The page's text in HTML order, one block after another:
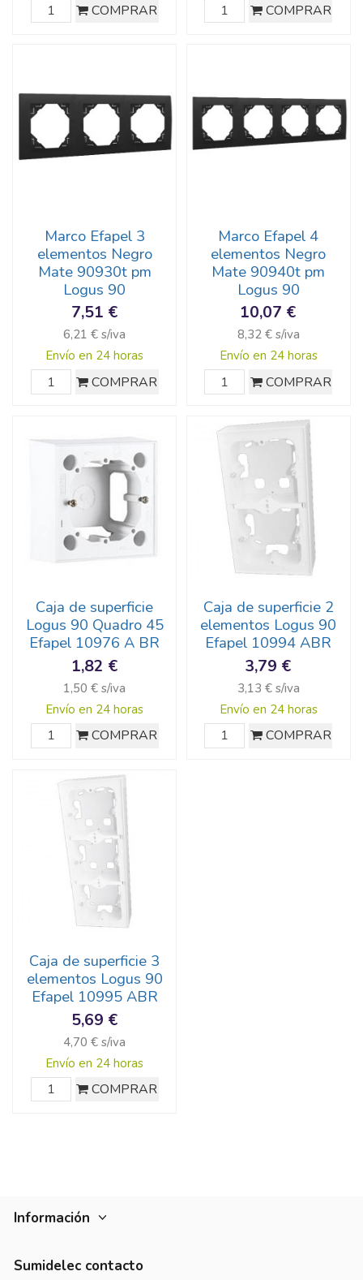
COMPRAR COMPRAR
Marco Efapel 3
elementos Negro
Mate 90930t pm
Logus 90
7,51 €
6,21 € s/iva
Envío en 24 horas
COMPRAR
Marco Efapel 4
elementos Negro
Mate 90940t pm
Logus 90
10,07 €
8,32 € s/iva
Envío en 24 horas
COMPRAR
Caja de superficie
Logus 90 Quadro 45
Efapel 10976 A BR
1,82 €
1,50 € s/iva
Envío en 24 horas
COMPRAR
Caja de superficie 2
elementos Logus 90
Efapel 10994 ABR
3,79 €
3,13 € s/iva
Envío en 24 horas
COMPRAR
Caja de superficie 3
elementos Logus 90
Efapel 10995 ABR
5,69 €
4,70 € s/iva
Envío en 24 horas
COMPRAR
Información
Sumidelec contacto